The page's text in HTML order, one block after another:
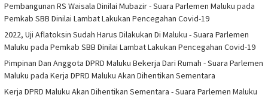
Pembangunan RS Waisala Dinilai Mubazir - Suara Parlemen Maluku pada
Pemkab SBB Dinilai Lambat Lakukan Pencegahan Covid-19
2022, Uji Aflatoksin Sudah Harus Dilakukan Di Maluku - Suara Parlemen
Maluku pada Pemkab SBB Dinilai Lambat Lakukan Pencegahan Covid-19
Pimpinan Dan Anggota DPRD Maluku Bekerja Dari Rumah - Suara Parlemen
Maluku pada Kerja DPRD Maluku Akan Dihentikan Sementara
Kerja DPRD Maluku Akan Dihentikan Sementara - Suara Parlemen Maluku